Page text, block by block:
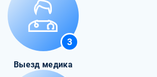
3
Выезд медика